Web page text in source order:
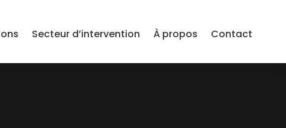
Secteur d’intervention À propos Contact